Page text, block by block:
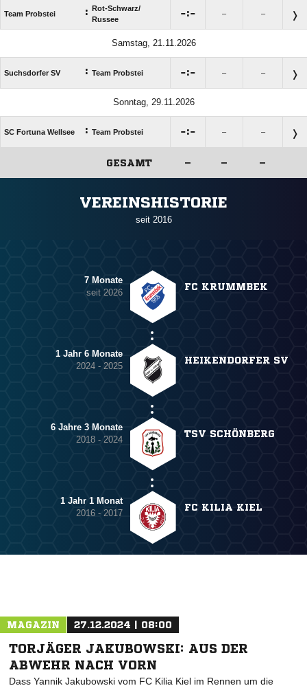
Team Probstei : Rot-Schwarz/​
Russee
: – –
Samstag, 21.11.2026
Suchsdorfer SV : Team Probstei : – –
Sonntag, 29.11.2026
SC Fortuna Wellsee : Team Probstei : – –
GESAMT – – –
VEREINSHISTORIE
seit 2016
7 Monate
seit 2026
FC KRUMMBEK
1 Jahr 6 Monate
2024 - 2025
HEIKENDORFER SV
6 Jahre 3 Monate
2018 - 2024
TSV SCHÖNBERG
1 Jahr 1 Monat
2016 - 2017
FC KILIA KIEL
MAGAZIN 27.12.2024 | 08:00
TORJÄGER JAKUBOWSKI: AUS DER
ABWEHR NACH VORN
Dass Yannik Jakubowski vom FC Kilia Kiel im Rennen um die